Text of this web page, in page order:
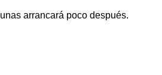
arrancará poco después.